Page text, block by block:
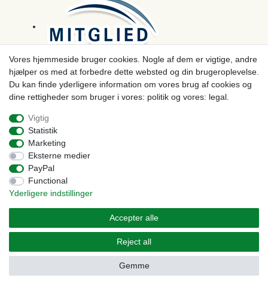
Betaling
Withdraw from contract here Kontakt
Vores hjemmeside bruger cookies. Nogle af dem er vigtige, andre
hjælper os med at forbedre dette websted og din brugeroplevelse.
Du kan finde yderligere information om vores brug af cookies og
dine rettigheder som bruger i vores: politik og vores: legal.
Vigtig
Statistik
Marketing
Eksterne medier
PayPal
Functional
Yderligere indstillinger
Accepter alle
Reject all
Gemme